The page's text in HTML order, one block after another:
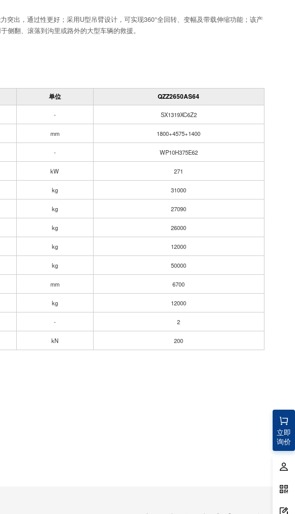
出，通过性更好；采用U型吊臂设计，可实现360°全回转、变幅及带载伸缩功能；该产
侧翻、滚落到沟里或路外的大型车辆的救援。
单位 QZZ2650AS64
- SX1319XC6Z2
mm 1800+4575+1400
- WP10H375E62
kW 271
kg 31000
kg 27090
kg 26000
kg 12000
kg 50000
mm 6700
kg 12000
- 2
kN 200
立即
询价